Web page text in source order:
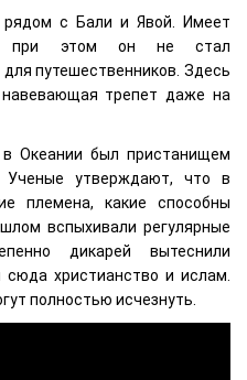
рядом с Бали и Явой. Имеет
при этом он не стал
путешественников. Здесь
навевающая трепет даже на
Океании был пристанищем
Ученые утверждают, что в
племена, какие способны
вспыхивали регулярные
дикарей вытеснили
сюда христианство и ислам.
полностью исчезнуть.